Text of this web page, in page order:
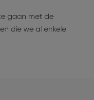
gaan met de
die we al enkele